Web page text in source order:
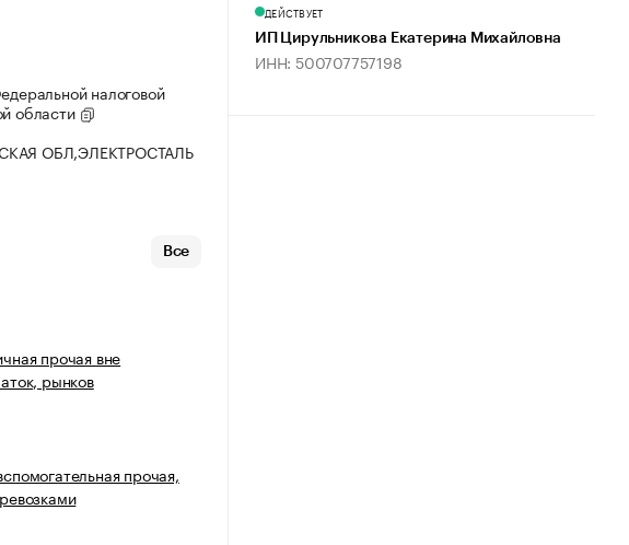
налоговой
области
ОБЛ,ЭЛЕКТРОСТАЛЬ
Все
прочая вне
рынков
прочая,
ДЕЙСТВУЕТ
ИП Цирульникова Екатерина Михайловна
ИНН: 500707757198